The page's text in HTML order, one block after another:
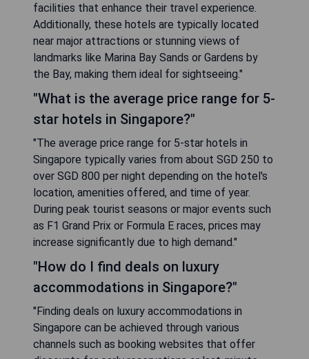
facilities that enhance their travel experience.
Additionally, these hotels are typically located
near major attractions or stunning views of
landmarks like Marina Bay Sands or Gardens by
the Bay, making them ideal for sightseeing."
"What is the average price range for 5-
star hotels in Singapore?"
"The average price range for 5-star hotels in
Singapore typically varies from about SGD 250 to
over SGD 800 per night depending on the hotel's
location, amenities offered, and time of year.
During peak tourist seasons or major events such
as F1 Grand Prix or Formula E races, prices may
increase significantly due to high demand."
"How do I find deals on luxury
accommodations in Singapore?"
"Finding deals on luxury accommodations in
Singapore can be achieved through various
channels such as booking websites that offer